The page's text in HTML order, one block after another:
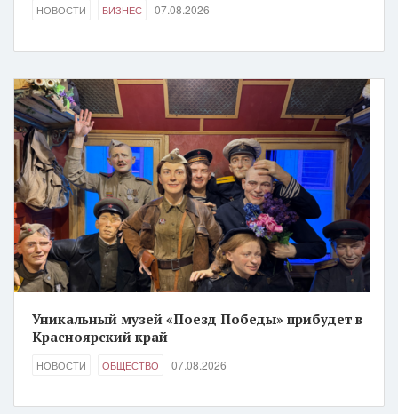
НОВОСТИ БИЗНЕС 07.08.2026
Уникальный музей «Поезд Победы» прибудет в
Красноярский край
НОВОСТИ ОБЩЕСТВО 07.08.2026